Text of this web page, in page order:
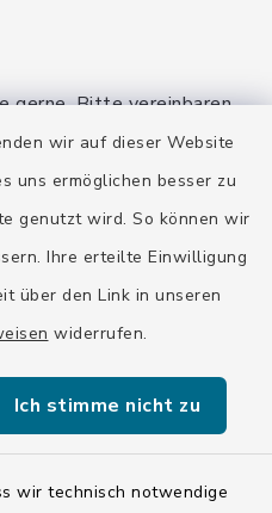
wir auf dieser Website
uns ermöglichen besser zu
genutzt wird. So können wir
Ihre erteilte Einwilligung
über den Link in unseren
widerrufen.
Ich stimme nicht zu
wir technisch notwendige
gerne. Bitte vereinbaren